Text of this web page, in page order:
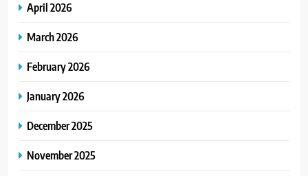
April 2026
March 2026
February 2026
January 2026
December 2025
November 2025